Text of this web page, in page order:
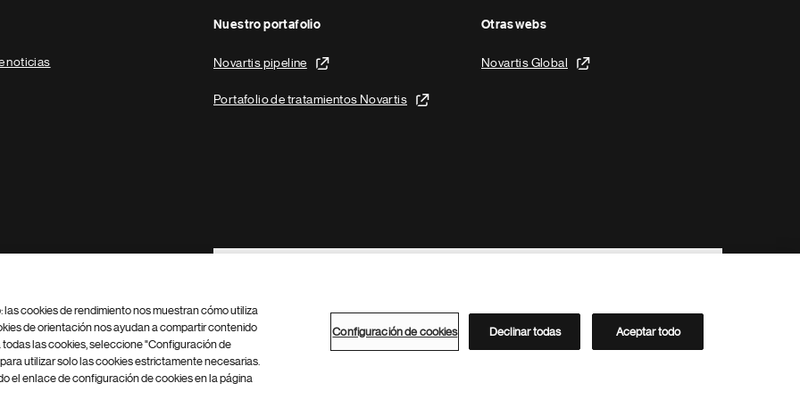
noticias
Nuestro portafolio
Novartis pipeline
Portafolio de tratamientos Novartis
Otras webs
Novartis Global
Footer Site Search
Configuración de cookies Mapa del sitio
Directorio de Novartis
cookies de rendimiento nos muestran cómo utiliza
de orientación nos ayudan a compartir contenido
las cookies, seleccione "Configuración de
utilizar solo las cookies estrictamente necesarias.
el enlace de configuración de cookies en la página
Configuración de cookies Declinar todas Aceptar todo